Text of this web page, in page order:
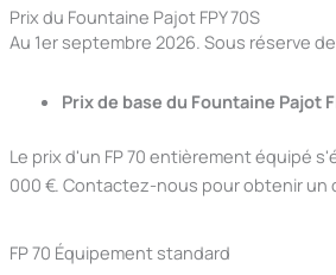
Prix du Fountaine Pajot FPY 70S
Au 1er septembre 2026. Sous réserve
Prix de base du Fountaine Pajot
Le prix d'un FP 70 entièrement équipé
000 €. Contactez-nous pour obtenir un
FP 70 Équipement standard